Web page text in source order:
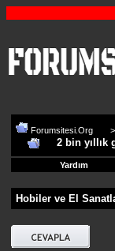
Forumsitesi.Org >
2 bin yıllık
Yardım
Hobiler ve El